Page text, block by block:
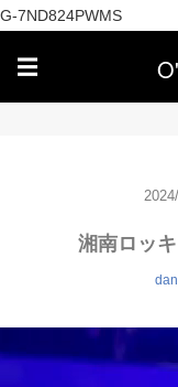
G-7ND824PWMS
☰
湘南ロッ